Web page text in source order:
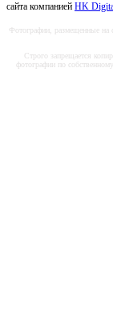
сайта компанией HK
Фотографии, размещенные
Строго запрещается
фотографии по